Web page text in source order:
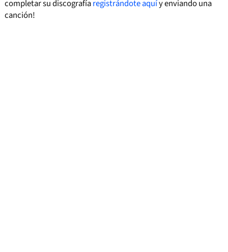
completar su discografíaregistrándote aquíy enviando una
canción!